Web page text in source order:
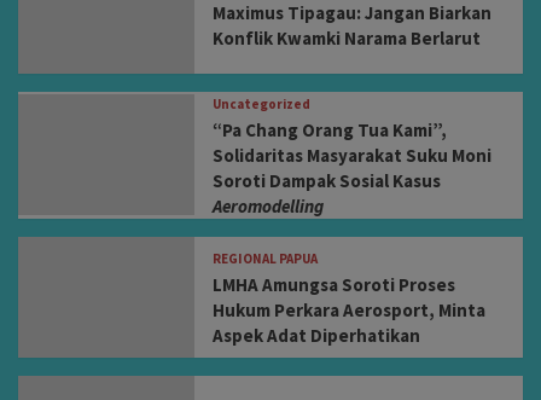
Maximus Tipagau: Jangan Biarkan
Konflik Kwamki Narama Berlarut
Uncategorized
“Pa Chang Orang Tua Kami”,
Solidaritas Masyarakat Suku Moni
Soroti Dampak Sosial Kasus
Aeromodelling
REGIONAL PAPUA
LMHA Amungsa Soroti Proses
Hukum Perkara Aerosport, Minta
Aspek Adat Diperhatikan